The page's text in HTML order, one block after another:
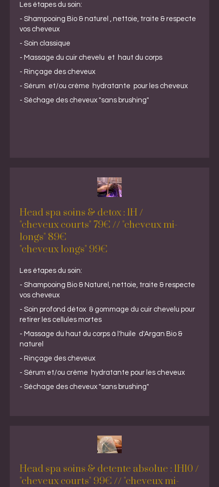
Les étapes du soin:
- Shampooing Bio & naturel , nettoie, traite & respecte
vos cheveux
- Soin classique
- Massage du cuir chevelu et haut du corps
- Rinçage des cheveux
- Sérum et/ou crème hydratante pour les cheveux
- Séchage des cheveux "sans brushing"
Head spa soins & detox : 1H /
"cheveux courts" 79€ // "cheveux mi-
longs" 89€
"cheveux longs" 99€
Les étapes du soin:
- Shampooing Bio & Naturel, nettoie, traite & respecte
vos cheveux
- Soin profond détox & gommage du cuir chevelu pour
retirer les cellules mortes
- Massage du haut du corps à l'huile d'Argan Bio &
naturel
- Rinçage des cheveux
- Sérum et/ou crème hydratante pour les cheveux
- Séchage des cheveux "sans brushing"
Head spa soins & detente absolue : 1H10 /
"cheveux courts" 99€ // "cheveux mi-